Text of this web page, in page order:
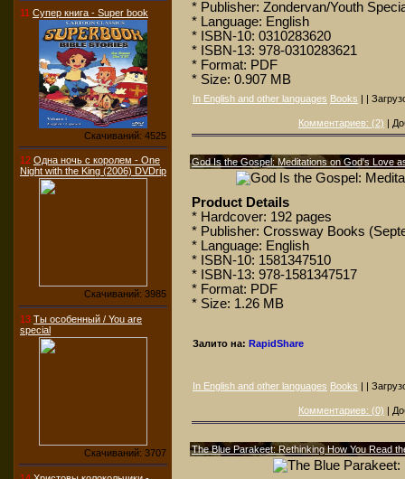
11 Супер книга - Super book
Скачиваний: 4525
12 Одна ночь с королем - One
Night with the King (2006) DVDrip
Скачиваний: 3985
13 Ты особенный / You are
special
Скачиваний: 3707
* Publisher: Zondervan/Youth
* Language: English
* ISBN-10: 0310283620
* ISBN-13: 978-0310283621
* Format: PDF
* Size: 0.907 MB
In English and other languages Books | |
Комментариев: (2) |
God Is the Gospel: Meditations on God's Love
Product Details
* Hardcover: 192 pages
* Publisher: Crossway Books
* Language: English
* ISBN-10: 1581347510
* ISBN-13: 978-1581347517
* Format: PDF
* Size: 1.26 MB
Залито на: RapidShare
In English and other languages Books | |
Комментариев: (0) |
The Blue Parakeet: Rethinking How You Read